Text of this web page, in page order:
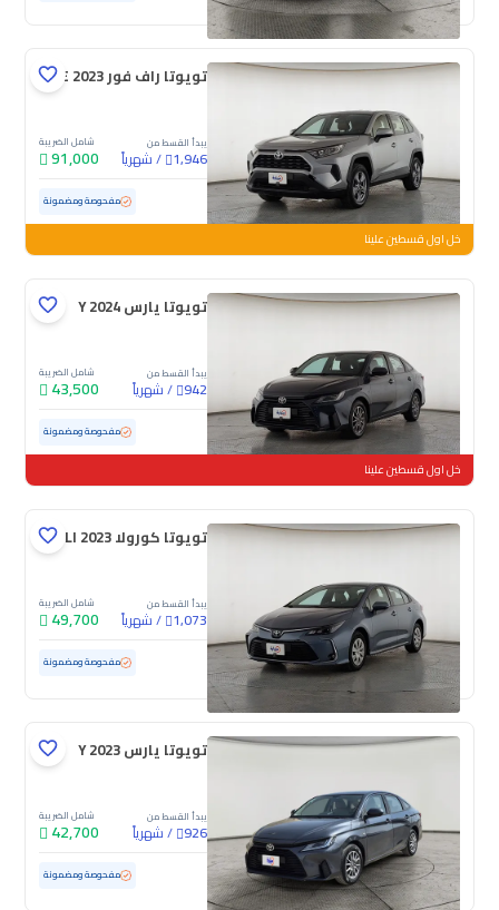
تويوتا راف فور LE 2023
يبدأ القسط من
1,946
/شهرياً
شامل الضريبة
91,000
مستعملة 79,829 كم مفحوصة ومضمونة
خل اول قسطين علينا
تويوتا يارس Y 2024
يبدأ القسط من
942
/شهرياً
شامل الضريبة
43,500
مستعملة 167,237 كم مفحوصة ومضمونة
خل اول قسطين علينا
تويوتا كورولا XLI 2023
يبدأ القسط من
1,073
/شهرياً
شامل الضريبة
49,700
مستعملة 61,791 كم مفحوصة ومضمونة
تويوتا يارس Y 2023
يبدأ القسط من
926
/شهرياً
شامل الضريبة
42,700
مستعملة 124,473 كم مفحوصة ومضمونة